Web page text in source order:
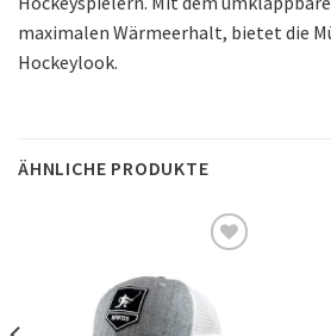
maximalen Wärmeerhalt, bietet die
Hockeylook.
ÄHNLICHE PRODUKTE
die
Wunschliste